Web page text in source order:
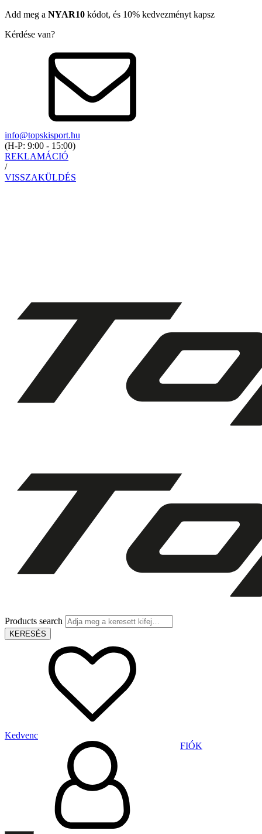
Add meg a NYAR10 kódot, és 10% kedvezményt kapsz
Kérdése van?
info@topskisport.hu
(H-P: 9:00 - 15:00)
REKLAMÁCIÓ
/
VISSZAKÜLDÉS
Products search
KERESÉS
Kedvenc
FIÓK